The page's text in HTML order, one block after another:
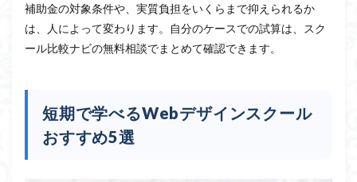
補助金の対象条件や、実質負担をいくらまで抑えられるか
は、人によって変わります。自分のケースでの試算は、スク
ール比較ナビの無料相談でまとめて確認できます。
短期で学べるWebデザインスクール
おすすめ5選